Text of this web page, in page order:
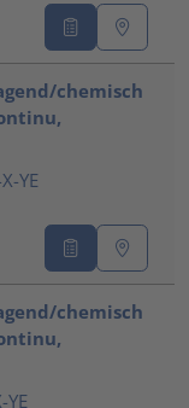
chemisch
YE
chemisch
YE